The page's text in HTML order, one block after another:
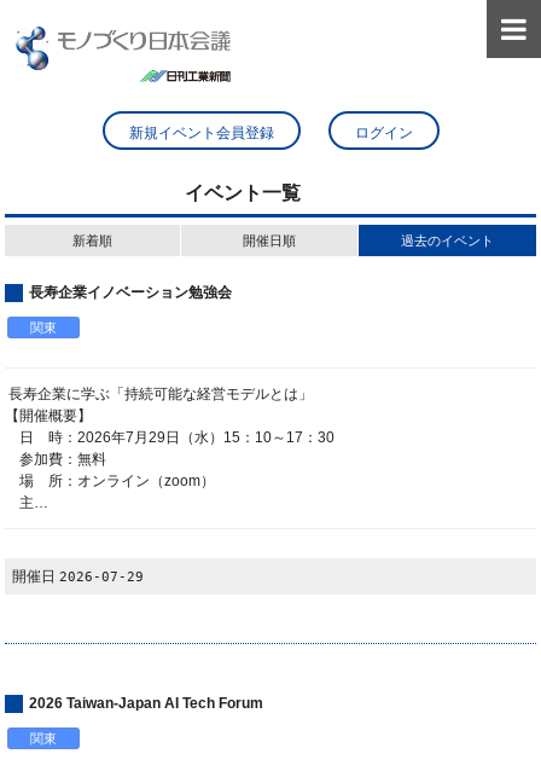

新規イベント会員登録 ログイン
イベント一覧
新着順 開催日順 過去のイベント
長寿企業イノベーション勉強会
関東
長寿企業に学ぶ「持続可能な経営モデルとは」
【開催概要】
日 時：2026年7月29日（水）15：10～17：30
参加費：無料
場 所：オンライン（zoom）
主…
開催日 2026-07-29
2026 Taiwan-Japan AI Tech Forum
関東